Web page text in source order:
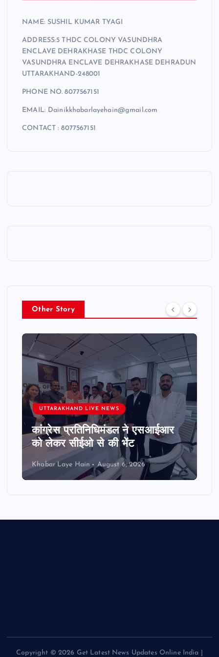
NAME: SUSHIL KUMAR TYAGI
ADDRESS:5 THDC COLONY VASUNDHRA
ENCLAVE DEHRAKHASE THDC COLONY
VASUNDHRA ENCLAVE DEHRAKHASE DEHRADUN
UTTARAKHAND-248001
PHONE NO. 8077567151
EMAIL: Dainikkhabarlayehain@gmail.com
CONTACT : 8077567151
Other Story
UTTARAKHAND LIVE NEWS
कांग्रेस प्रतिनिधिमंडल ने एसआईआर
को लेकर सीईओ से की भेंट
Khabar Laye Hain August 6, 2026
Copyright © 2026 Get Latest News Updates Online India |